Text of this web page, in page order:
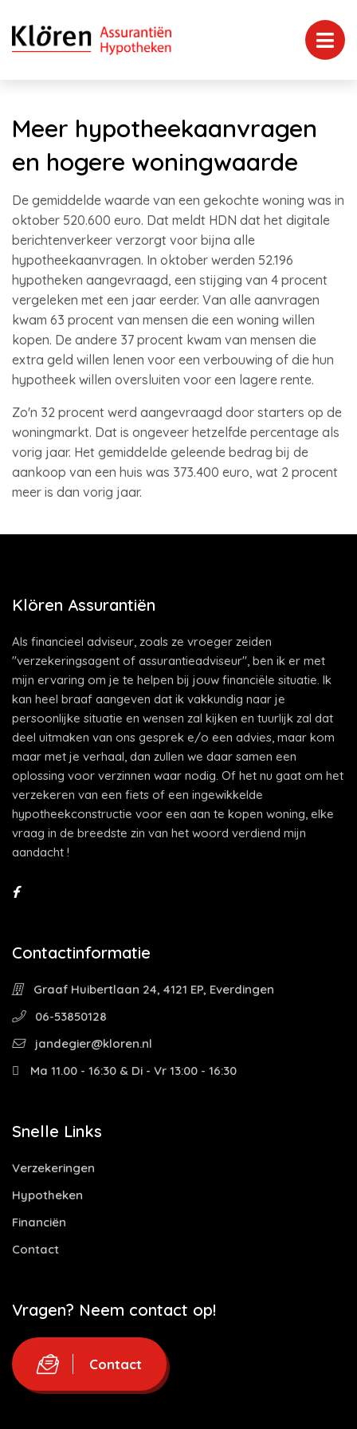
Meer hypotheekaanvragen
en hogere woningwaarde
De gemiddelde waarde van een gekochte woning was in
oktober 520.600 euro. Dat meldt HDN dat het digitale
berichtenverkeer verzorgt voor bijna alle
hypotheekaanvragen. In oktober werden 52.196
hypotheken aangevraagd, een stijging van 4 procent
vergeleken met een jaar eerder. Van alle aanvragen
kwam 63 procent van mensen die een woning willen
kopen. De andere 37 procent kwam van mensen die
extra geld willen lenen voor een verbouwing of die hun
hypotheek willen oversluiten voor een lagere rente.
Zo'n 32 procent werd aangevraagd door starters op de
woningmarkt. Dat is ongeveer hetzelfde percentage als
vorig jaar. Het gemiddelde geleende bedrag bij de
aankoop van een huis was 373.400 euro, wat 2 procent
meer is dan vorig jaar.
Klören Assurantiën
Als financieel adviseur, zoals ze vroeger zeiden
"verzekeringsagent of assurantieadviseur", ben ik er met
mijn ervaring om je te helpen bij jouw financiële situatie. Ik
kan heel braaf aangeven dat ik vakkundig naar je
persoonlijke situatie en wensen zal kijken en tuurlijk zal dat
deel uitmaken van ons gesprek e/o een advies, maar kom
maar met je verhaal, dan zullen we daar samen een
oplossing voor verzinnen waar nodig. Of het nu gaat om het
verzekeren van een fiets of een ingewikkelde
hypotheekconstructie voor een aan te kopen woning, elke
vraag in de breedste zin van het woord verdiend mijn
aandacht !
Contactinformatie
Graaf Huibertlaan 24, 4121 EP, Everdingen
06-53850128
jandegier@kloren.nl
Ma 11.00 - 16:30 & Di - Vr 13:00 - 16:30
Snelle Links
Verzekeringen
Hypotheken
Financiën
Contact
Vragen? Neem contact op!
Contact